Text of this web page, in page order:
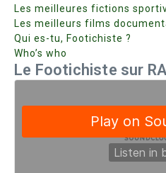
Les meilleures fictions
Les meilleurs films
Qui es-tu, Footichiste ?
Who’s who
Le Footichiste sur